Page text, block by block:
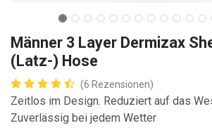
Männer 3 Layer Dermizax
(Latz-) Hose
(6 Rezensionen)
Zeitlos im Design. Reduziert auf das
Zuverlässig bei jedem Wetter